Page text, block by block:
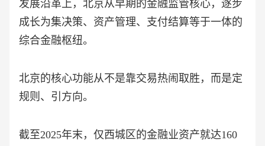
发展沿革上，北京从早期的金融监管核心，逐步
成长为集决策、资产管理、支付结算等于一体的
综合金融枢纽。
北京的核心功能从不是靠交易热闹取胜，而是定
规则、引方向。
截至2025年末，仅西城区的金融业资产就达160